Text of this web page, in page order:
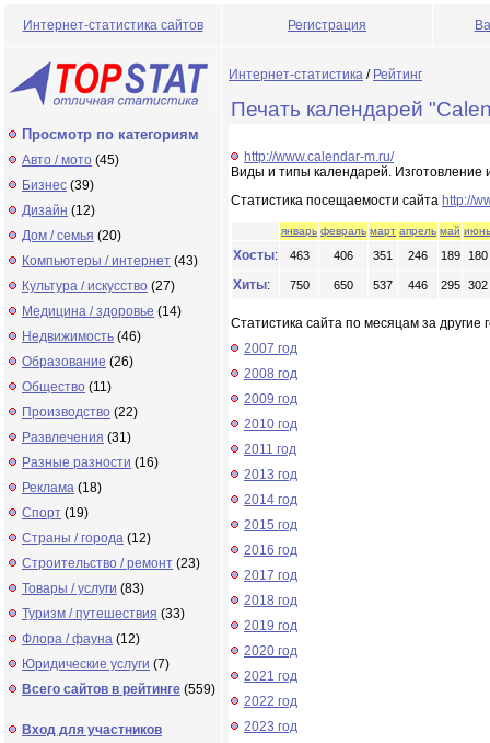
Интернет-статистика сайтов Регистрация
Просмотр по категориям
Авто / мото (45)
Бизнес (39)
Дизайн (12)
Дом / семья (20)
Компьютеры / интернет (43)
Культура / искусство (27)
Медицина / здоровье (14)
Недвижимость (46)
Образование (26)
Общество (11)
Производство (22)
Развлечения (31)
Разные разности (16)
Реклама (18)
Спорт (19)
Страны / города (12)
Строительство / ремонт (23)
Товары / услуги (83)
Туризм / путешествия (33)
Флора / фауна (12)
Юридические услуги (7)
Всего сайтов в рейтинге (559)
Вход для участников
Интернет-статистика / Рейтинг
Печать календарей
http://www.calendar-m.ru/
Виды и типы календарей. Изготовление
Статистика посещаемости сайта http://
январь февраль март апрель май июнь
Хосты: 463 406 351 246 189 180
Хиты: 750 650 537 446 295 302
Статистика сайта по месяцам за другие
2007 год
2008 год
2009 год
2010 год
2011 год
2013 год
2014 год
2015 год
2016 год
2017 год
2018 год
2019 год
2020 год
2021 год
2022 год
2023 год